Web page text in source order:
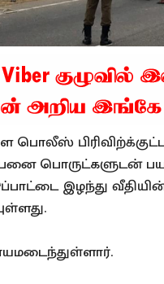
பொலீஸ்
பொருட்களுடன்
இழந்து